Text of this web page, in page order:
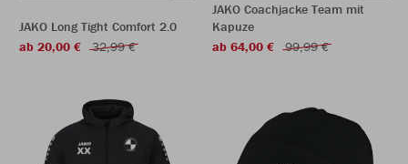
JAKO Long Tight Comfort 2.0
ab 20,00 €
32,99 €
JAKO Coachjacke Team mit
Kapuze
ab 64,00 €
99,99 €